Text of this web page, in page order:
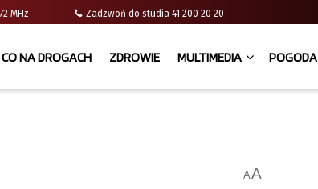
MHz Zadzwoń do studia 41 200 20 20
CO NA DROGACH ZDROWIE MULTIMEDIA POGODA
AA